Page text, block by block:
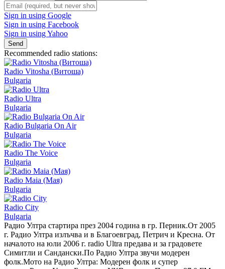
Sign in using Google
Sign in using Facebook
Sign in using Yahoo
Send
Recommended radio stations:
Radio Vitosha (Витоша)
Bulgaria
Radio Ultra
Bulgaria
Radio Bulgaria On Air
Bulgaria
Radio The Voice
Bulgaria
Radio Maia (Мая)
Bulgaria
Radio City
Bulgaria
Радио Ултра стартира през 2004 година в гр. Перник.От 2005
г. Радио Ултра излъчва и в Благоевград, Петрич и Кресна. От
началото на юли 2006 г. radio Ultra предава и за градовете
Симитли и Сандански.По Радио Ултра звучи модерен
фолк.Мото на Радио Ултра: Модерeн фолк и супер